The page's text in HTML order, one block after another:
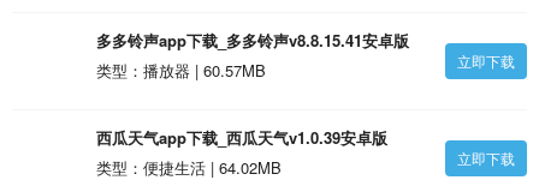
多多铃声app下载_多多铃声v8.8.15.41安卓版
类型：播放器 | 60.57MB
立即下载
西瓜天气app下载_西瓜天气v1.0.39安卓版
类型：便捷生活 | 64.02MB
立即下载